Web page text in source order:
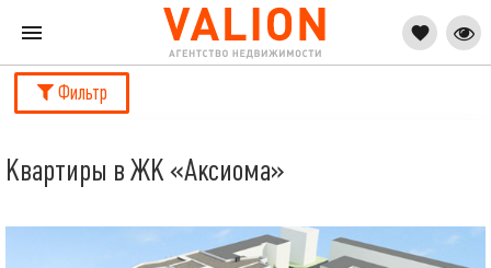
Фильтр
Квартиры в ЖК «Аксиома»